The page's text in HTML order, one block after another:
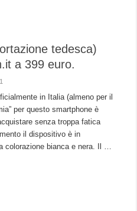
tedesca)
a 399 euro.
1
in Italia (almeno per il
per questo smartphone è
senza troppa fatica
il dispositivo è in
colorazione bianca e nera. Il …